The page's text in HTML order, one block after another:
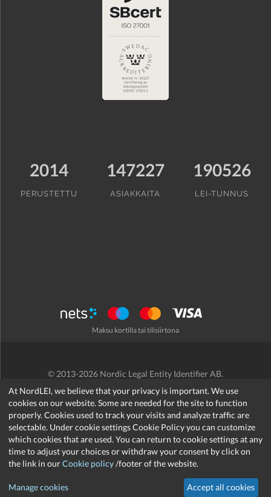
At NordLEI, we believe that your privacy is important. We use
cookies on our website. Some are needed for the site to function
properly. Cookies used to track your visits and analyze traffic are
selectable. Under cookie settings Cookie Policy you can customize
which cookies that are used. You can return to cookie settings at any
time to adjust your choices or withdraw your consent by click on
the link in ourCookie policy/footer of the website.
Manage cookies Accept all cookies
2014
PERUSTETTU
147227
ASIAKKAITA
190526
LEI-TUNNUS
Maksu kortilla tai tilisiirtona
© 2013-2026 Nordic Legal Entity Identifier AB.
Käyttöehdot/Tietosuojakäytäntö/Hyvityskäytäntö/ Cookies
support@nordlei.org